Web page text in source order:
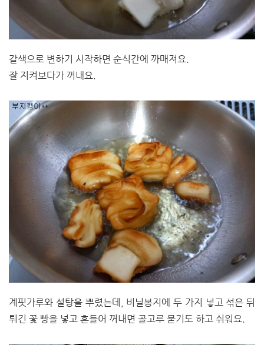
갈색으로 변하기 시작하면 순식간에 까매져요.
잘 지켜보다가 꺼내요.
계핏가루와 설탕을 뿌렸는데, 비닐봉지에 두 가지 넣고 섞은 뒤
튀긴 꽃 빵을 넣고 흔들어 꺼내면 골고루 묻기도 하고 쉬워요.